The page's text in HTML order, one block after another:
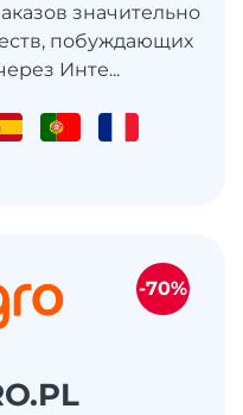
значительно
побуждающих
Инте...
-70%